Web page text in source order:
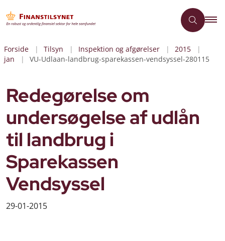
Forside Tilsyn Inspektion og afgørelser
2015
jan
VU-Udlaan-landbrug-sparekassen-vendsyssel-280115
Redegørelse om
undersøgelse af udlån
til landbrug i
Sparekassen
Vendsyssel
29-01-2015